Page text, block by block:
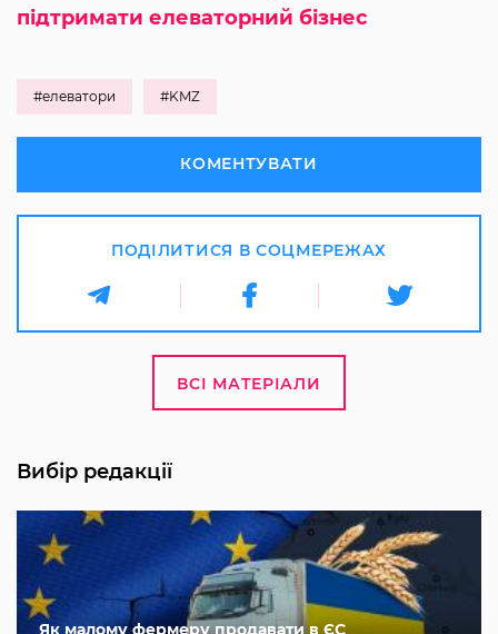
підтримати елеваторний бізнес
#елеватори #KMZ
КОМЕНТУВАТИ
ПОДІЛИТИСЯ В СОЦМЕРЕЖАХ
ВСІ МАТЕРІАЛИ
Вибір редакції
Як малому фермеру продавати в ЄС